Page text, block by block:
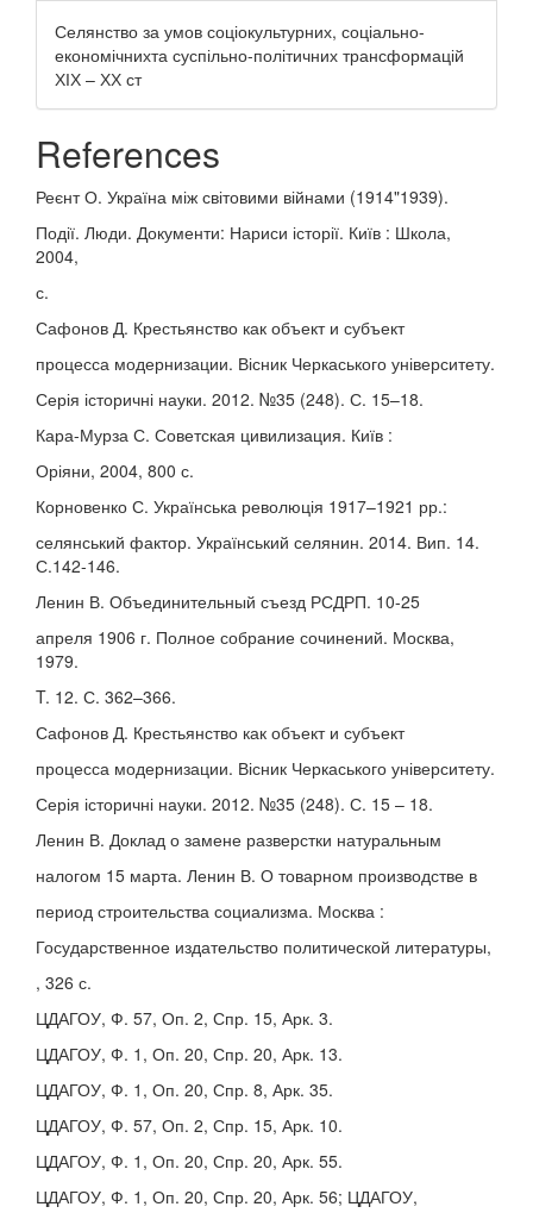
Селянство за умов соціокультурних, соціально-
економічнихта суспільно-політичних трансформацій
ХІХ – ХХ ст
References
Реєнт О. Україна між світовими війнами (1914"1939).
Події. Люди. Документи: Нариси історії. Київ : Школа,
2004,
с.
Сафонов Д. Крестьянство как объект и субъект
процесса модернизации. Вісник Черкаського університету.
Серія історичні науки. 2012. №35 (248). С. 15–18.
Кара-Мурза С. Советская цивилизация. Київ :
Оріяни, 2004, 800 с.
Корновенко С. Українська революція 1917–1921 рр.:
селянський фактор. Український селянин. 2014. Вип. 14.
С.142-146.
Ленин В. Объединительный съезд РСДРП. 10-25
апреля 1906 г. Полное собрание сочинений. Москва,
1979.
T. 12. С. 362–366.
Сафонов Д. Крестьянство как объект и субъект
процесса модернизации. Вісник Черкаського університету.
Серія історичні науки. 2012. №35 (248). С. 15 – 18.
Ленин В. Доклад о замене разверстки натуральным
налогом 15 марта. Ленин В. О товарном производстве в
период строительства социализма. Москва :
Государственное издательство политической литературы,
, 326 с.
ЦДАГОУ, Ф. 57, Оп. 2, Спр. 15, Арк. 3.
ЦДАГОУ, Ф. 1, Оп. 20, Спр. 20, Арк. 13.
ЦДАГОУ, Ф. 1, Оп. 20, Спр. 8, Арк. 35.
ЦДАГОУ, Ф. 57, Оп. 2, Спр. 15, Арк. 10.
ЦДАГОУ, Ф. 1, Оп. 20, Спр. 20, Арк. 55.
ЦДАГОУ, Ф. 1, Оп. 20, Спр. 20, Арк. 56; ЦДАГОУ,